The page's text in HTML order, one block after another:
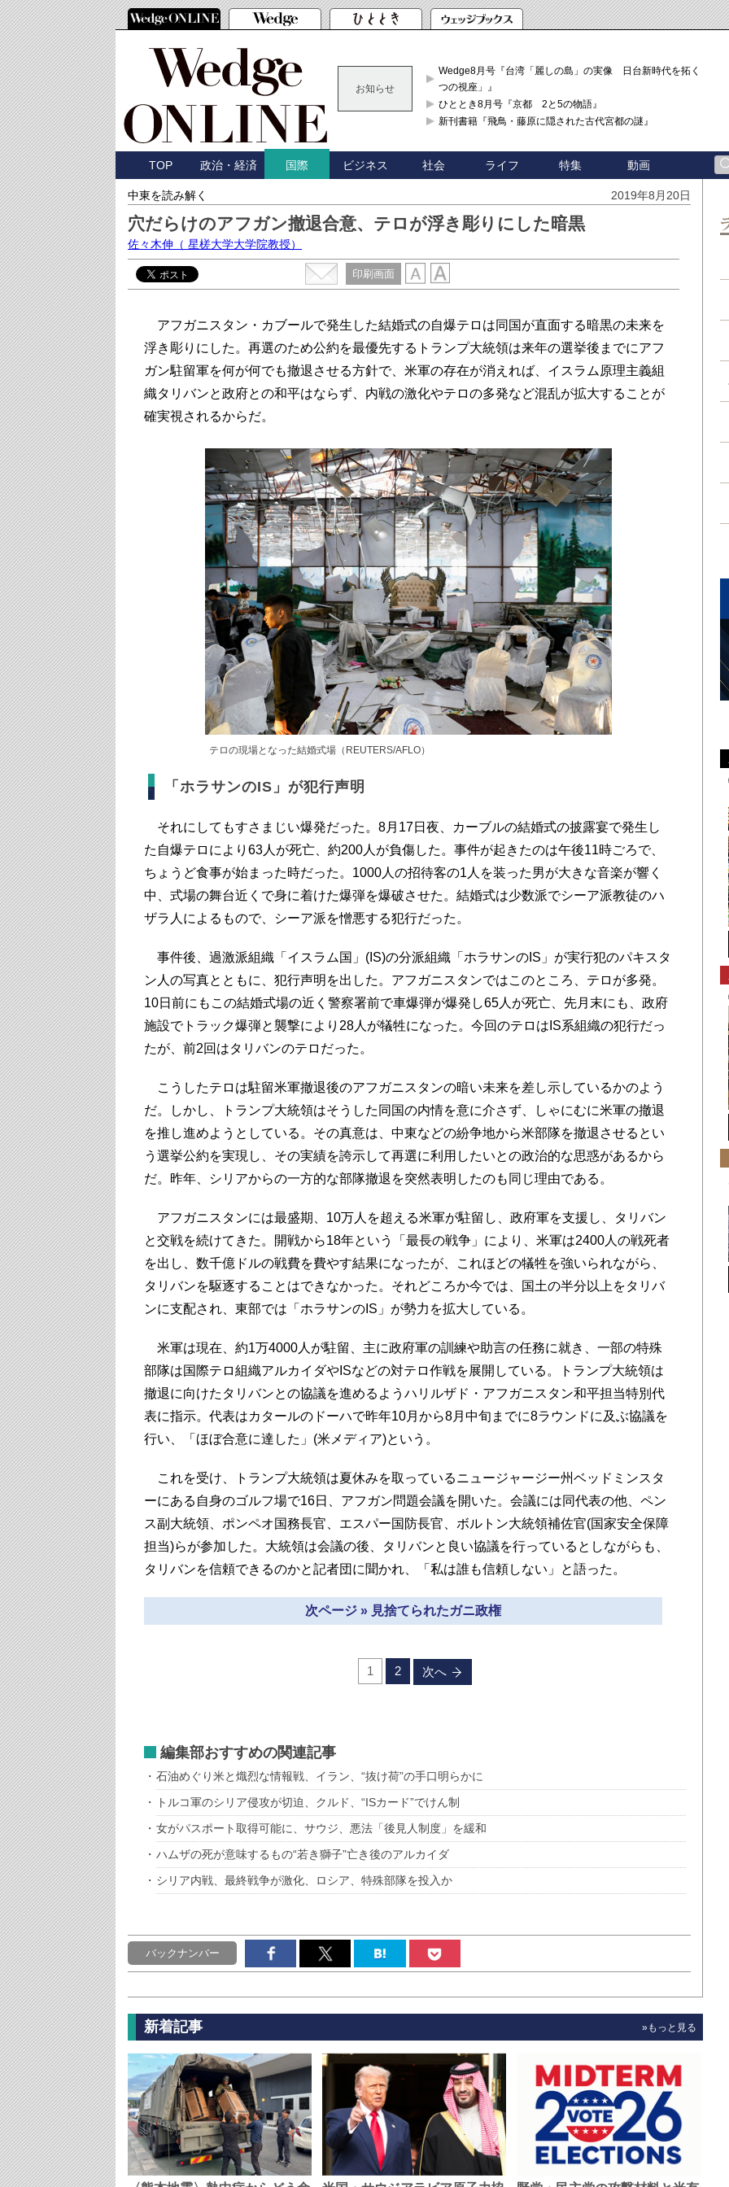
お知らせ
Wedge8月号『台湾「麗しの島」の実像 日台新時代を拓く「3
つの視座」』
ひととき8月号『京都 2と5の物語』
新刊書籍『飛鳥・藤原に隠された古代宮都の謎』
TOP 政治・経済 国際 ビジネス 社会 ライフ 特集 動画
中東を読み解く 2019年8月20日
穴だらけのアフガン撤退合意、テロが浮き彫りにした暗黒
佐々木伸 （ 星槎大学大学院教授）
印刷画面
アフガニスタン・カブールで発生した結婚式の自爆テロは同国が直面する暗黒の未来を
浮き彫りにした。再選のため公約を最優先するトランプ大統領は来年の選挙後までにアフ
ガン駐留軍を何が何でも撤退させる方針で、米軍の存在が消えれば、イスラム原理主義組
織タリバンと政府との和平はならず、内戦の激化やテロの多発など混乱が拡大することが
確実視されるからだ。
テロの現場となった結婚式場（REUTERS/AFLO）
「ホラサンのIS」が犯行声明
それにしてもすさまじい爆発だった。8月17日夜、カーブルの結婚式の披露宴で発生し
た自爆テロにより63人が死亡、約200人が負傷した。事件が起きたのは午後11時ごろで、
ちょうど食事が始まった時だった。1000人の招待客の1人を装った男が大きな音楽が響く
中、式場の舞台近くで身に着けた爆弾を爆破させた。結婚式は少数派でシーア派教徒のハ
ザラ人によるもので、シーア派を憎悪する犯行だった。
事件後、過激派組織「イスラム国」(IS)の分派組織「ホラサンのIS」が実行犯のパキスタ
ン人の写真とともに、犯行声明を出した。アフガニスタンではこのところ、テロが多発。
10日前にもこの結婚式場の近く警察署前で車爆弾が爆発し65人が死亡、先月末にも、政府
施設でトラック爆弾と襲撃により28人が犠牲になった。今回のテロはIS系組織の犯行だっ
たが、前2回はタリバンのテロだった。
こうしたテロは駐留米軍撤退後のアフガニスタンの暗い未来を差し示しているかのよう
だ。しかし、トランプ大統領はそうした同国の内情を意に介さず、しゃにむに米軍の撤退
を推し進めようとしている。その真意は、中東などの紛争地から米部隊を撤退させるとい
う選挙公約を実現し、その実績を誇示して再選に利用したいとの政治的な思惑があるから
だ。昨年、シリアからの一方的な部隊撤退を突然表明したのも同じ理由である。
アフガニスタンには最盛期、10万人を超える米軍が駐留し、政府軍を支援し、タリバン
と交戦を続けてきた。開戦から18年という「最長の戦争」により、米軍は2400人の戦死者
を出し、数千億ドルの戦費を費やす結果になったが、これほどの犠牲を強いられながら、
タリバンを駆逐することはできなかった。それどころか今では、国土の半分以上をタリバ
ンに支配され、東部では「ホラサンのIS」が勢力を拡大している。
米軍は現在、約1万4000人が駐留、主に政府軍の訓練や助言の任務に就き、一部の特殊
部隊は国際テロ組織アルカイダやISなどの対テロ作戦を展開している。トランプ大統領は
撤退に向けたタリバンとの協議を進めるようハリルザド・アフガニスタン和平担当特別代
表に指示。代表はカタールのドーハで昨年10月から8月中旬までに8ラウンドに及ぶ協議を
行い、「ほぼ合意に達した」(米メディア)という。
これを受け、トランプ大統領は夏休みを取っているニュージャージー州ベッドミンスタ
ーにある自身のゴルフ場で16日、アフガン問題会議を開いた。会議には同代表の他、ペン
ス副大統領、ポンペオ国務長官、エスパー国防長官、ボルトン大統領補佐官(国家安全保障
担当)らが参加した。大統領は会議の後、タリバンと良い協議を行っているとしながらも、
タリバンを信頼できるのかと記者団に聞かれ、「私は誰も信頼しない」と語った。
次ページ » 見捨てられたガニ政権
1 2 次へ
編集部おすすめの関連記事
石油めぐり米と熾烈な情報戦、イラン、“抜け荷”の手口明らかに
トルコ軍のシリア侵攻が切迫、クルド、“ISカード”でけん制
女がパスポート取得可能に、サウジ、悪法「後見人制度」を緩和
ハムザの死が意味するもの“若き獅子”亡き後のアルカイダ
シリア内戦、最終戦争が激化、ロシア、特殊部隊を投入か
バックナンバー
新着記事 »もっと見る